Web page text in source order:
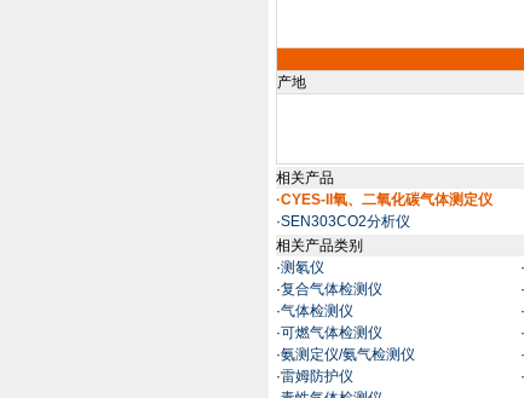
产地
相关产品
·CYES-II氧、二氧化碳气体测定仪
·SEN303CO2分析仪
相关产品类别
·测氡仪 ·
·复合气体检测仪 ·
·气体检测仪 ·
·可燃气体检测仪 ·
·氨测定仪/氨气检测仪 ·
·雷姆防护仪 ·